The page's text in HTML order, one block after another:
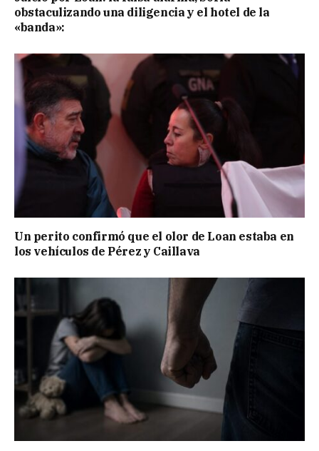
obstaculizando una diligencia y el hotel de la
«banda»:
Un perito confirmó que el olor de Loan estaba en
los vehículos de Pérez y Caillava